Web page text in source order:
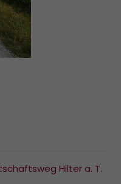
Hilter a. T.